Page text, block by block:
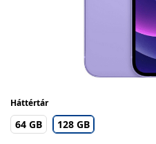
Háttértár
64 GB 128 GB